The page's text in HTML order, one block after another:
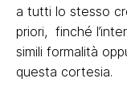
a tutti lo stesso
priori, finché
simili formalità
questa cortesia.